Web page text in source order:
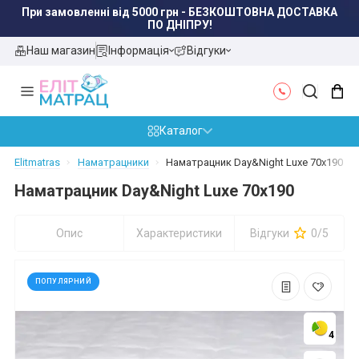
При замовленні від 5000 грн - БЕЗКОШТОВНА ДОСТАВКА
ПО ДНІПРУ!
Наш магазин
Інформація Відгуки
Каталог
Elitmatras Наматрацники Наматрацник Day&Night Luxe 70x190
Наматрацник Day&Night Luxe 70x190
Опис Характеристики Відгуки 0/5
4
ПОПУЛЯРНИЙ